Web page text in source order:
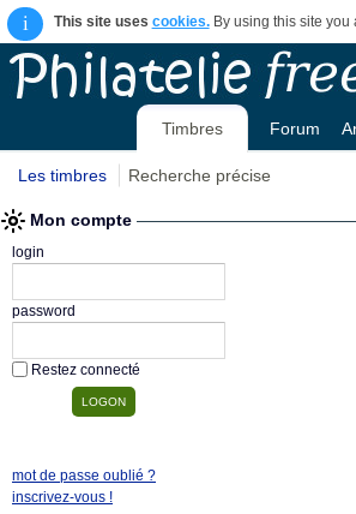
i This site uses cookies.By using this site you
Timbres Forum
Les timbres Recherche précise
Mon compte
login
password
Restez connecté
mot de passe oublié ?
inscrivez-vous !